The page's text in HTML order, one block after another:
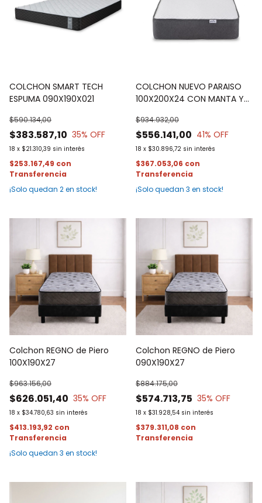
COLCHON SMART TECH
ESPUMA 090X190X021
$383.587,10
$590.134,00
35% OFF
18 x $21.310,39 sin interés
$253.167,49 con
¡Solo quedan 2en stock!
COLCHON NUEVO PARAISO
100X200X24 CON MANTA Y
$556.141,00
$934.932,00
41% OFF
18 x $30.896,72 sin interés
$367.053,06 con
¡Solo quedan 3 en stock!
Colchon REGNO de Piero
100X190X27
$626.051,40
$963.156,00
35% OFF
18 x $34.780,63 sin interés
$413.193,92 con
¡Solo quedan 3 en stock!
Colchon REGNO de Piero
090X190X27
$574.713,75
$884.175,00
35% OFF
18 x $31.928,54 sin interés
$379.311,08 con